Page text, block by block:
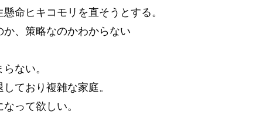
命ヒキコモリを直そうとする。
、策略なのかわからない
ない。
ており複雑な家庭。
って欲しい。